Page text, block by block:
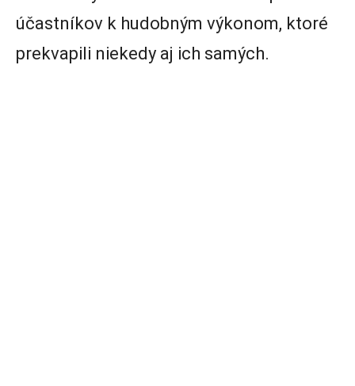
účastníkov k hudobným výkonom, ktoré
prekvapili niekedy aj ich samých.